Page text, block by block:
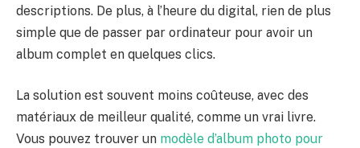
descriptions. De plus, à l’heure du digital, rien de plus
simple que de passer par ordinateur pour avoir un
album complet en quelques clics.
La solution est souvent moins coûteuse, avec des
matériaux de meilleur qualité, comme un vrai livre.
Vous pouvez trouver un modèle d’album photo pour